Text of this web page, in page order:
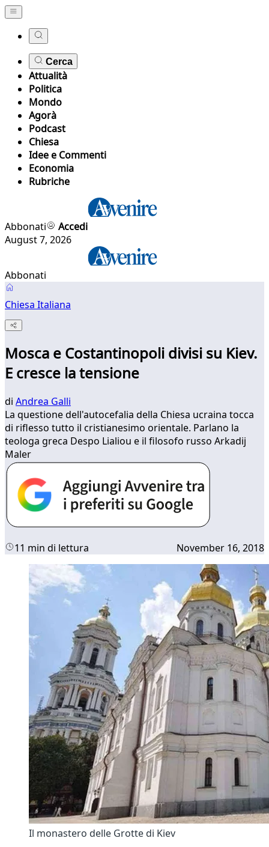
Cerca
Attualità
Politica
Mondo
Agorà
Podcast
Chiesa
Idee e Commenti
Economia
Rubriche
Abbonati
Accedi
August 7, 2026
Abbonati
Chiesa Italiana
Mosca e Costantinopoli divisi su Kiev.
E cresce la tensione
di Andrea Galli
La questione dell'autocefalia della Chiesa ucraina tocca
di riflesso tutto il cristianesimo orientale. Parlano la
teologa greca Despo Lialiou e il filosofo russo Arkadij
Maler
11 min di lettura November 16, 2018
Il monastero delle Grotte di Kiev